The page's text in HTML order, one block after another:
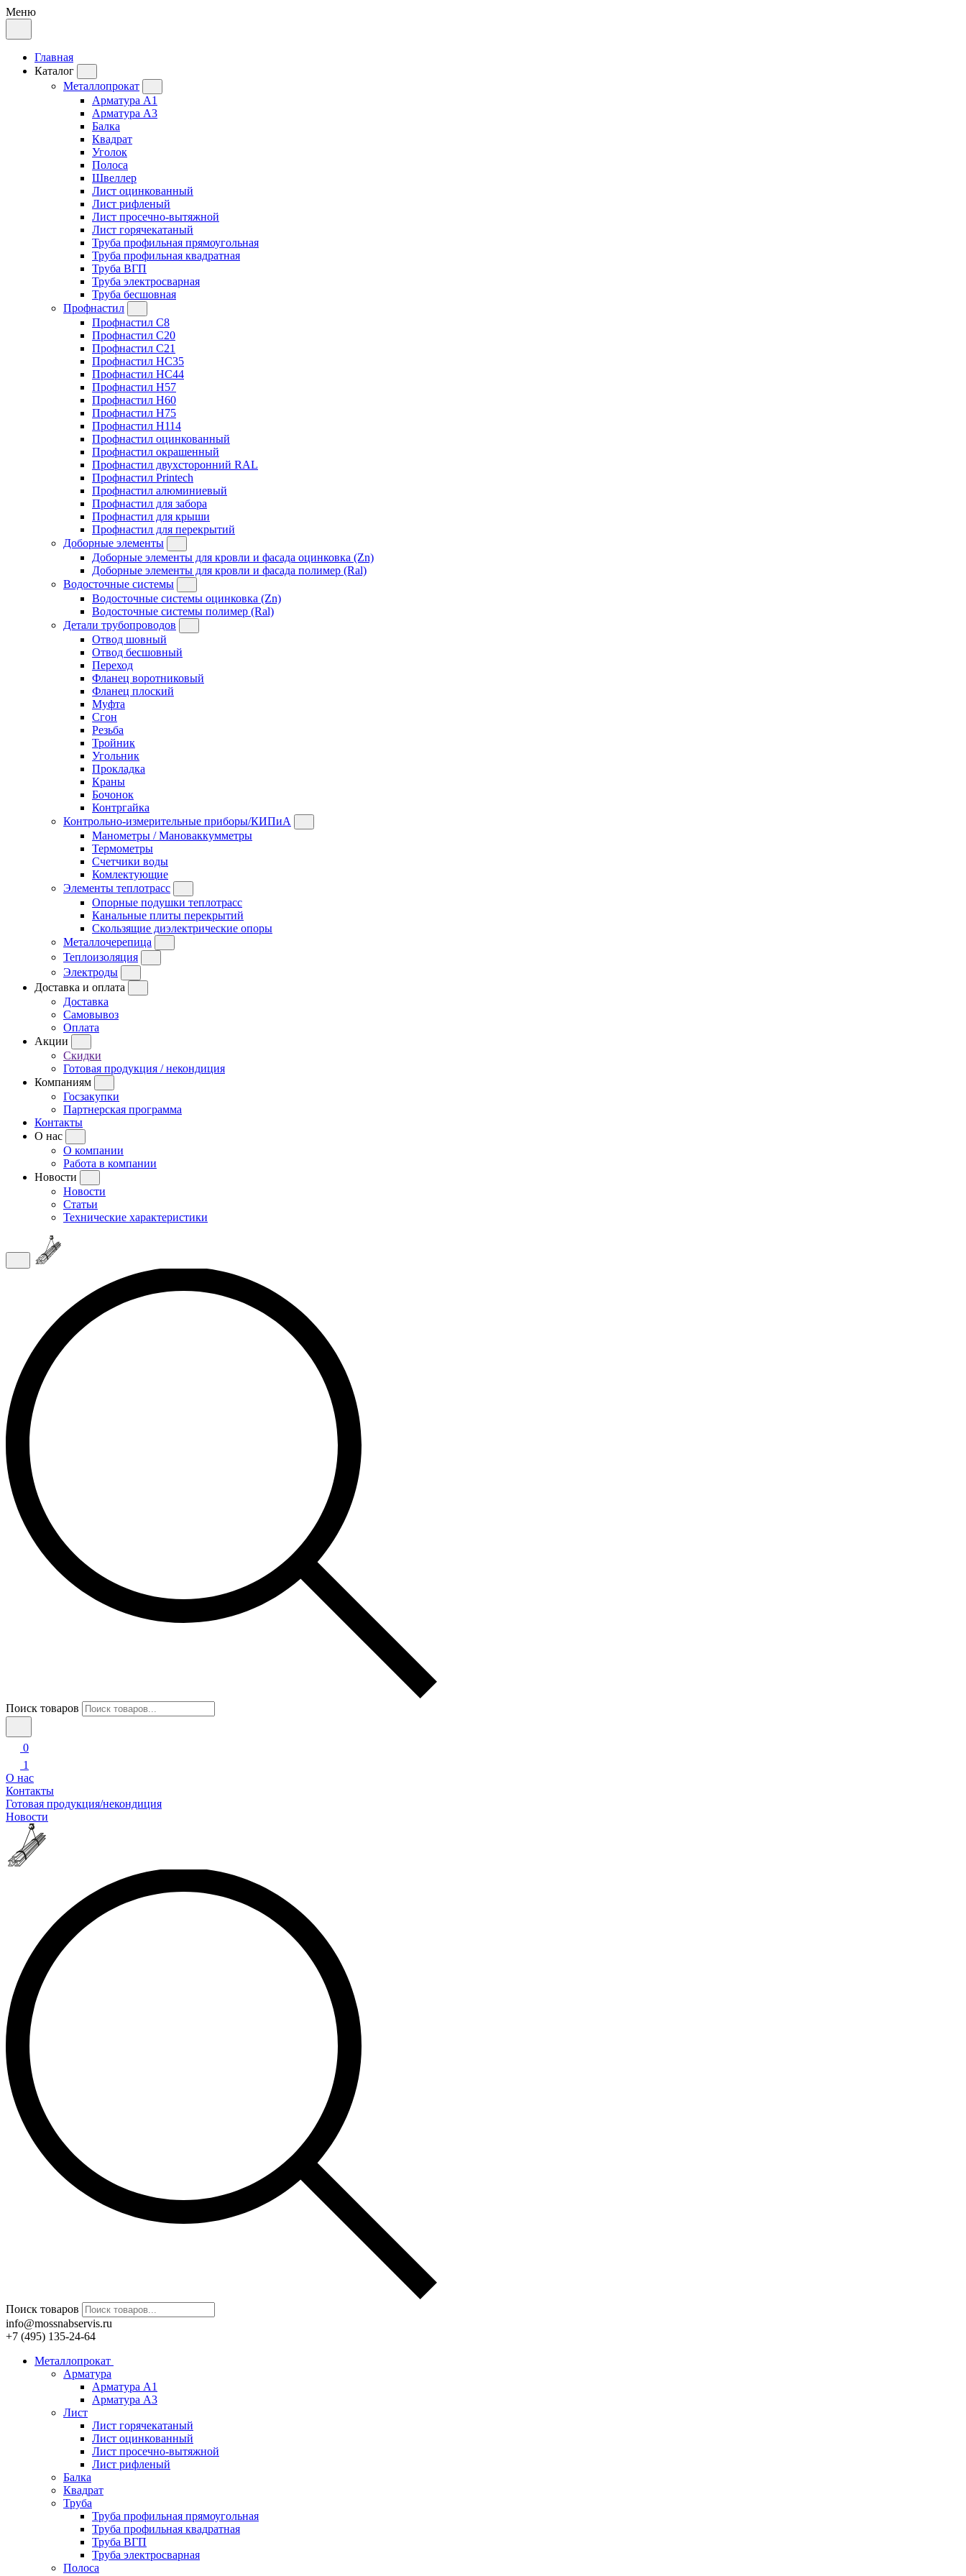
Меню
Главная
Каталог
Металлопрокат
Арматура А1
Арматура А3
Балка
Квадрат
Уголок
Полоса
Швеллер
Лист оцинкованный
Лист рифленый
Лист просечно-вытяжной
Лист горячекатаный
Труба профильная прямоугольная
Труба профильная квадратная
Труба ВГП
Труба электросварная
Труба бесшовная
Профнастил
Профнастил C8
Профнастил C20
Профнастил C21
Профнастил HC35
Профнастил HC44
Профнастил H57
Профнастил H60
Профнастил H75
Профнастил H114
Профнастил оцинкованный
Профнастил окрашенный
Профнастил двухсторонний RAL
Профнастил Printech
Профнастил алюминиевый
Профнастил для забора
Профнастил для крыши
Профнастил для перекрытий
Доборные элементы
Доборные элементы для кровли и фасада оцинковка (Zn)
Доборные элементы для кровли и фасада полимер (Ral)
Водосточные системы
Водосточные системы оцинковка (Zn)
Водосточные системы полимер (Ral)
Детали трубопроводов
Отвод шовный
Отвод бесшовный
Переход
Фланец воротниковый
Фланец плоский
Муфта
Сгон
Резьба
Тройник
Угольник
Прокладка
Краны
Бочонок
Контргайка
Контрольно-измерительные приборы/КИПиА
Манометры / Мановаккумметры
Термометры
Счетчики воды
Комлектующие
Элементы теплотрасс
Опорные подушки теплотрасс
Канальные плиты перекрытий
Скользящие диэлектрические опоры
Металлочерепица
Теплоизоляция
Электроды
Доставка и оплата
Доставка
Самовывоз
Оплата
Акции
Скидки
Готовая продукция / некондиция
Компаниям
Госзакупки
Партнерская программа
Контакты
О нас
О компании
Работа в компании
Новости
Новости
Статьи
Технические характеристики
Поиск товаров
0
1
О нас
Контакты
Готовая продукция/некондиция
Новости
Поиск товаров
info@mossnabservis.ru
+7 (495) 135-24-64
Металлопрокат
Арматура
Арматура А1
Арматура А3
Лист
Лист горячекатаный
Лист оцинкованный
Лист просечно-вытяжной
Лист рифленый
Балка
Квадрат
Труба
Труба профильная прямоугольная
Труба профильная квадратная
Труба ВГП
Труба электросварная
Полоса